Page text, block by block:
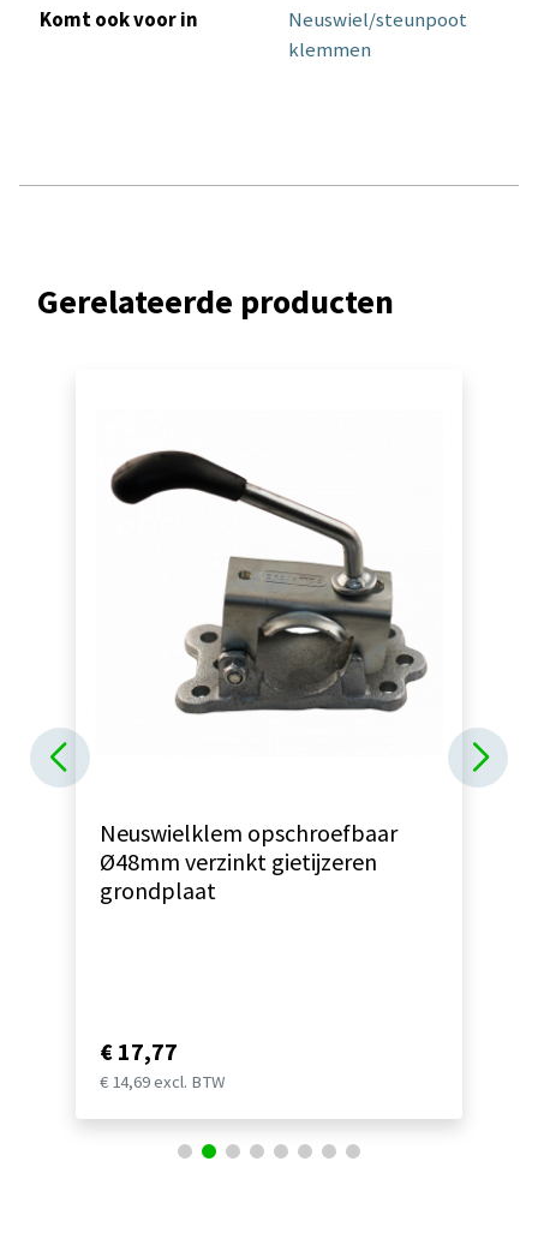
Komt ook voor in
Neuswiel/steunpoot
klemmen
Gerelateerde producten
Neuswielklem opschroefbaar
Ø48mm verzinkt gietijzeren
grondplaat
€ 17,77
€ 14,69 excl. BTW